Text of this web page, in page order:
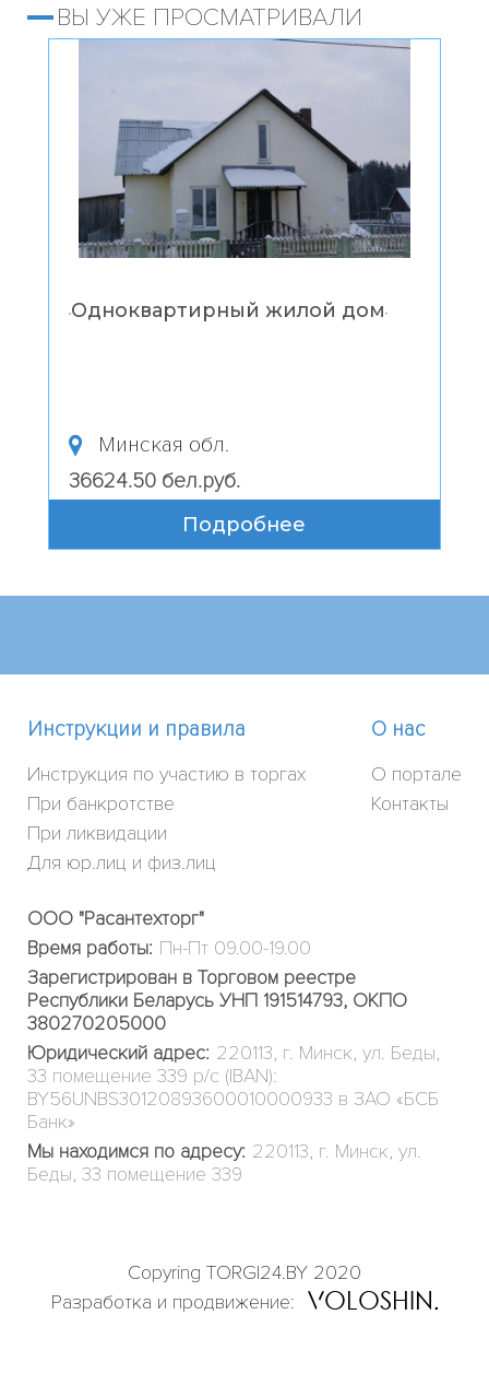
ВЫ УЖЕ ПРОСМАТРИВАЛИ
“Одноквартирный жилой дом ”
Минская обл.
36624.50 бел.руб.
Подробнее
ООО "Расантехторг"
Время работы: Пн-Пт 09.00-19.00
Зарегистрирован в Торговом реестре
Республики Беларусь УНП 191514793, ОКПО
380270205000
Юридический адрес: 220113, г. Минск, ул. Беды,
33 помещение 339 р/с (IBAN):
BY56UNBS30120893600010000933 в ЗАО «БСБ
Банк»
Мы находимся по адресу: 220113, г. Минск, ул.
Беды, 33 помещение 339
Инструкции и правила
Инструкция по участию в торгах
При банкротстве
При ликвидации
Для юр.лиц и физ.лиц
О нас
О портале
Контакты
Copyring TORGI24.BY 2020
Разработка и продвижение:
OLOSHIN